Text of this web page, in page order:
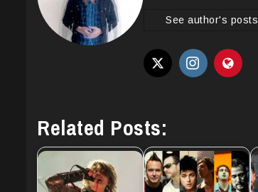
See author's posts
Related Posts: